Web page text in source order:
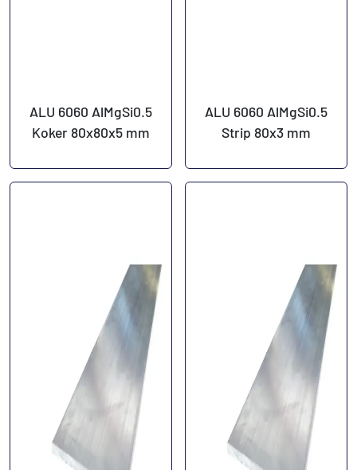
ALU 6060 AlMgSi0.5
Koker 80x80x5 mm
ALU 6060 AlMgSi0.5
Strip 80x3 mm